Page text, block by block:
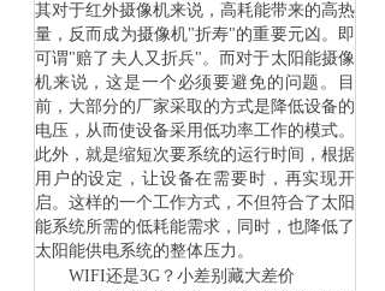
其对于红外摄像机来说，高耗能带来的高热
量，反而成为摄像机"折寿"的重要元凶。即
可谓"赔了夫人又折兵"。而对于太阳能摄像
机来说，这是一个必须要避免的问题。目
前，大部分的厂家采取的方式是降低设备的
电压，从而使设备采用低功率工作的模式。
此外，就是缩短次要系统的运行时间，根据
用户的设定，让设备在需要时，再实现开
启。这样的一个工作方式，不但符合了太阳
能系统所需的低耗能需求，同时，也降低了
太阳能供电系统的整体压力。
WIFI还是3G ？小差别藏大差价